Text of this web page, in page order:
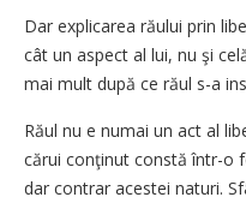
Dar explicarea răului prin
cât un aspect al lui, nu şi
mai mult după ce răul s-a
Răul nu e numai un act al
cărui conţinut constă în­tr-o
dar contrar acestei naturi.